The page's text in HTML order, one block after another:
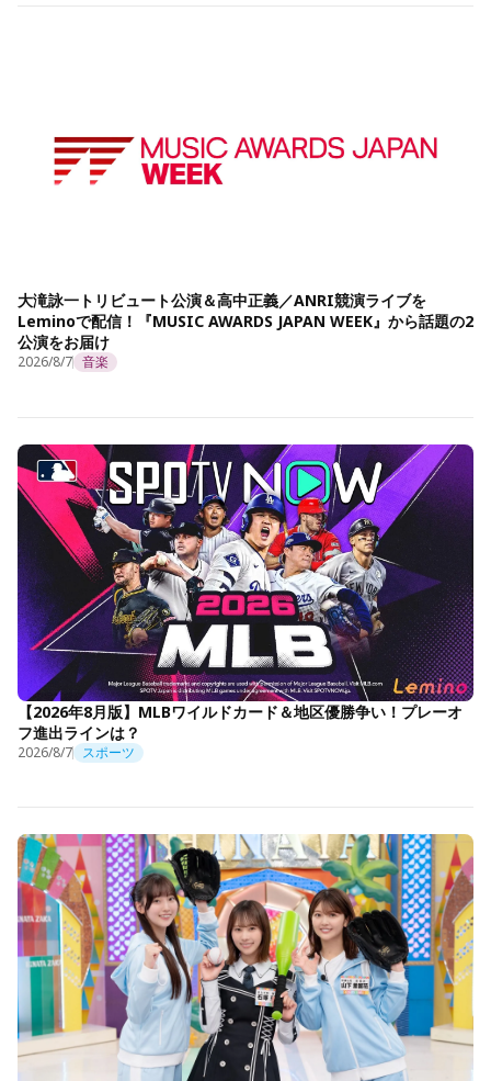
大滝詠一トリビュート公演＆高中正義／ANRI競演ライブを
Leminoで配信！『MUSIC AWARDS JAPAN WEEK』から話題の2
公演をお届け
2026/8/7 音楽
【2026年8月版】MLBワイルドカード＆地区優勝争い！プレーオ
フ進出ラインは？
2026/8/7 スポーツ